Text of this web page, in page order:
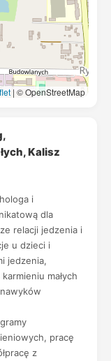
| © OpenStreetMap
Kalisz
i
dla
relacji jedzenia i
u dzieci i
jedzenia,
małych
pracę
z